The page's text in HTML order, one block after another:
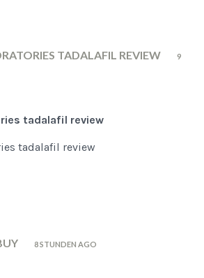
TADALAFIL REVIEW 9
tadalafil review
tadalafil review
8 STUNDEN AGO